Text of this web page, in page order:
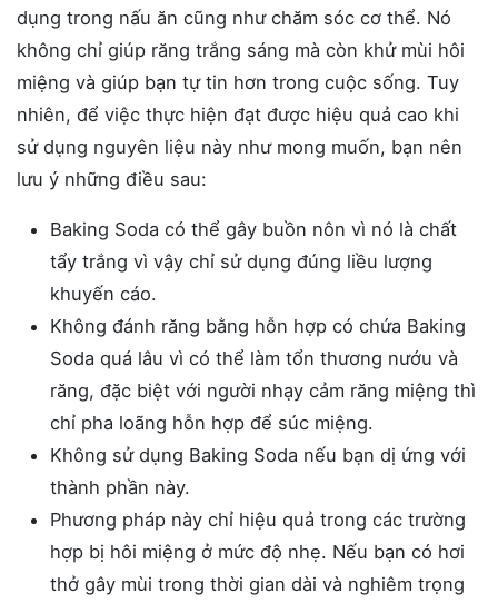
dụng trong nấu ăn cũng như chăm sóc cơ thể. Nó
không chỉ giúp răng trắng sáng mà còn khử mùi hôi
miệng và giúp bạn tự tin hơn trong cuộc sống. Tuy
nhiên, để việc thực hiện đạt được hiệu quả cao khi
sử dụng nguyên liệu này như mong muốn, bạn nên
lưu ý những điều sau:
Baking Soda có thể gây buồn nôn vì nó là chất
tẩy trắng vì vậy chỉ sử dụng đúng liều lượng
khuyến cáo.
Không đánh răng bằng hỗn hợp có chứa Baking
Soda quá lâu vì có thể làm tổn thương nướu và
răng, đặc biệt với người nhạy cảm răng miệng thì
chỉ pha loãng hỗn hợp để súc miệng.
Không sử dụng Baking Soda nếu bạn dị ứng với
thành phần này.
Phương pháp này chỉ hiệu quả trong các trường
hợp bị hôi miệng ở mức độ nhẹ. Nếu bạn có hơi
thở gây mùi trong thời gian dài và nghiêm trọng